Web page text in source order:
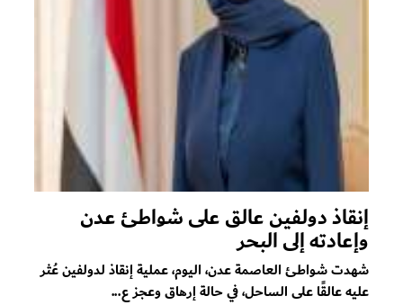
إنقاذ دولفين عالق على شواطئ عدن
وإعادته إلى البحر
شهدت شواطئ العاصمة عدن، اليوم، عملية إنقاذ لدولفين عُثر
عليه عالقًا على الساحل، في حالة إرهاق وعجز ع...